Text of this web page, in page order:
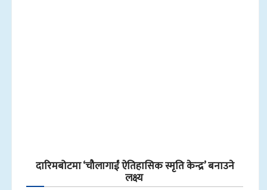
दारिमबोटमा ‘चौलागाईं ऐतिहासिक स्मृति केन्द्र’ बनाउने
लक्ष्य